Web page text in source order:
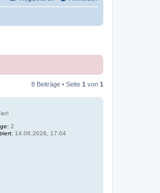
8 Beiträge • Seite 1 von 1
2
14.06.2026, 17:04